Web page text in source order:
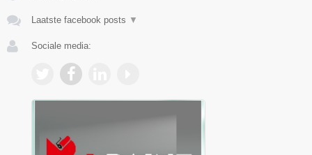
Laatste facebook posts ▼
Sociale media: